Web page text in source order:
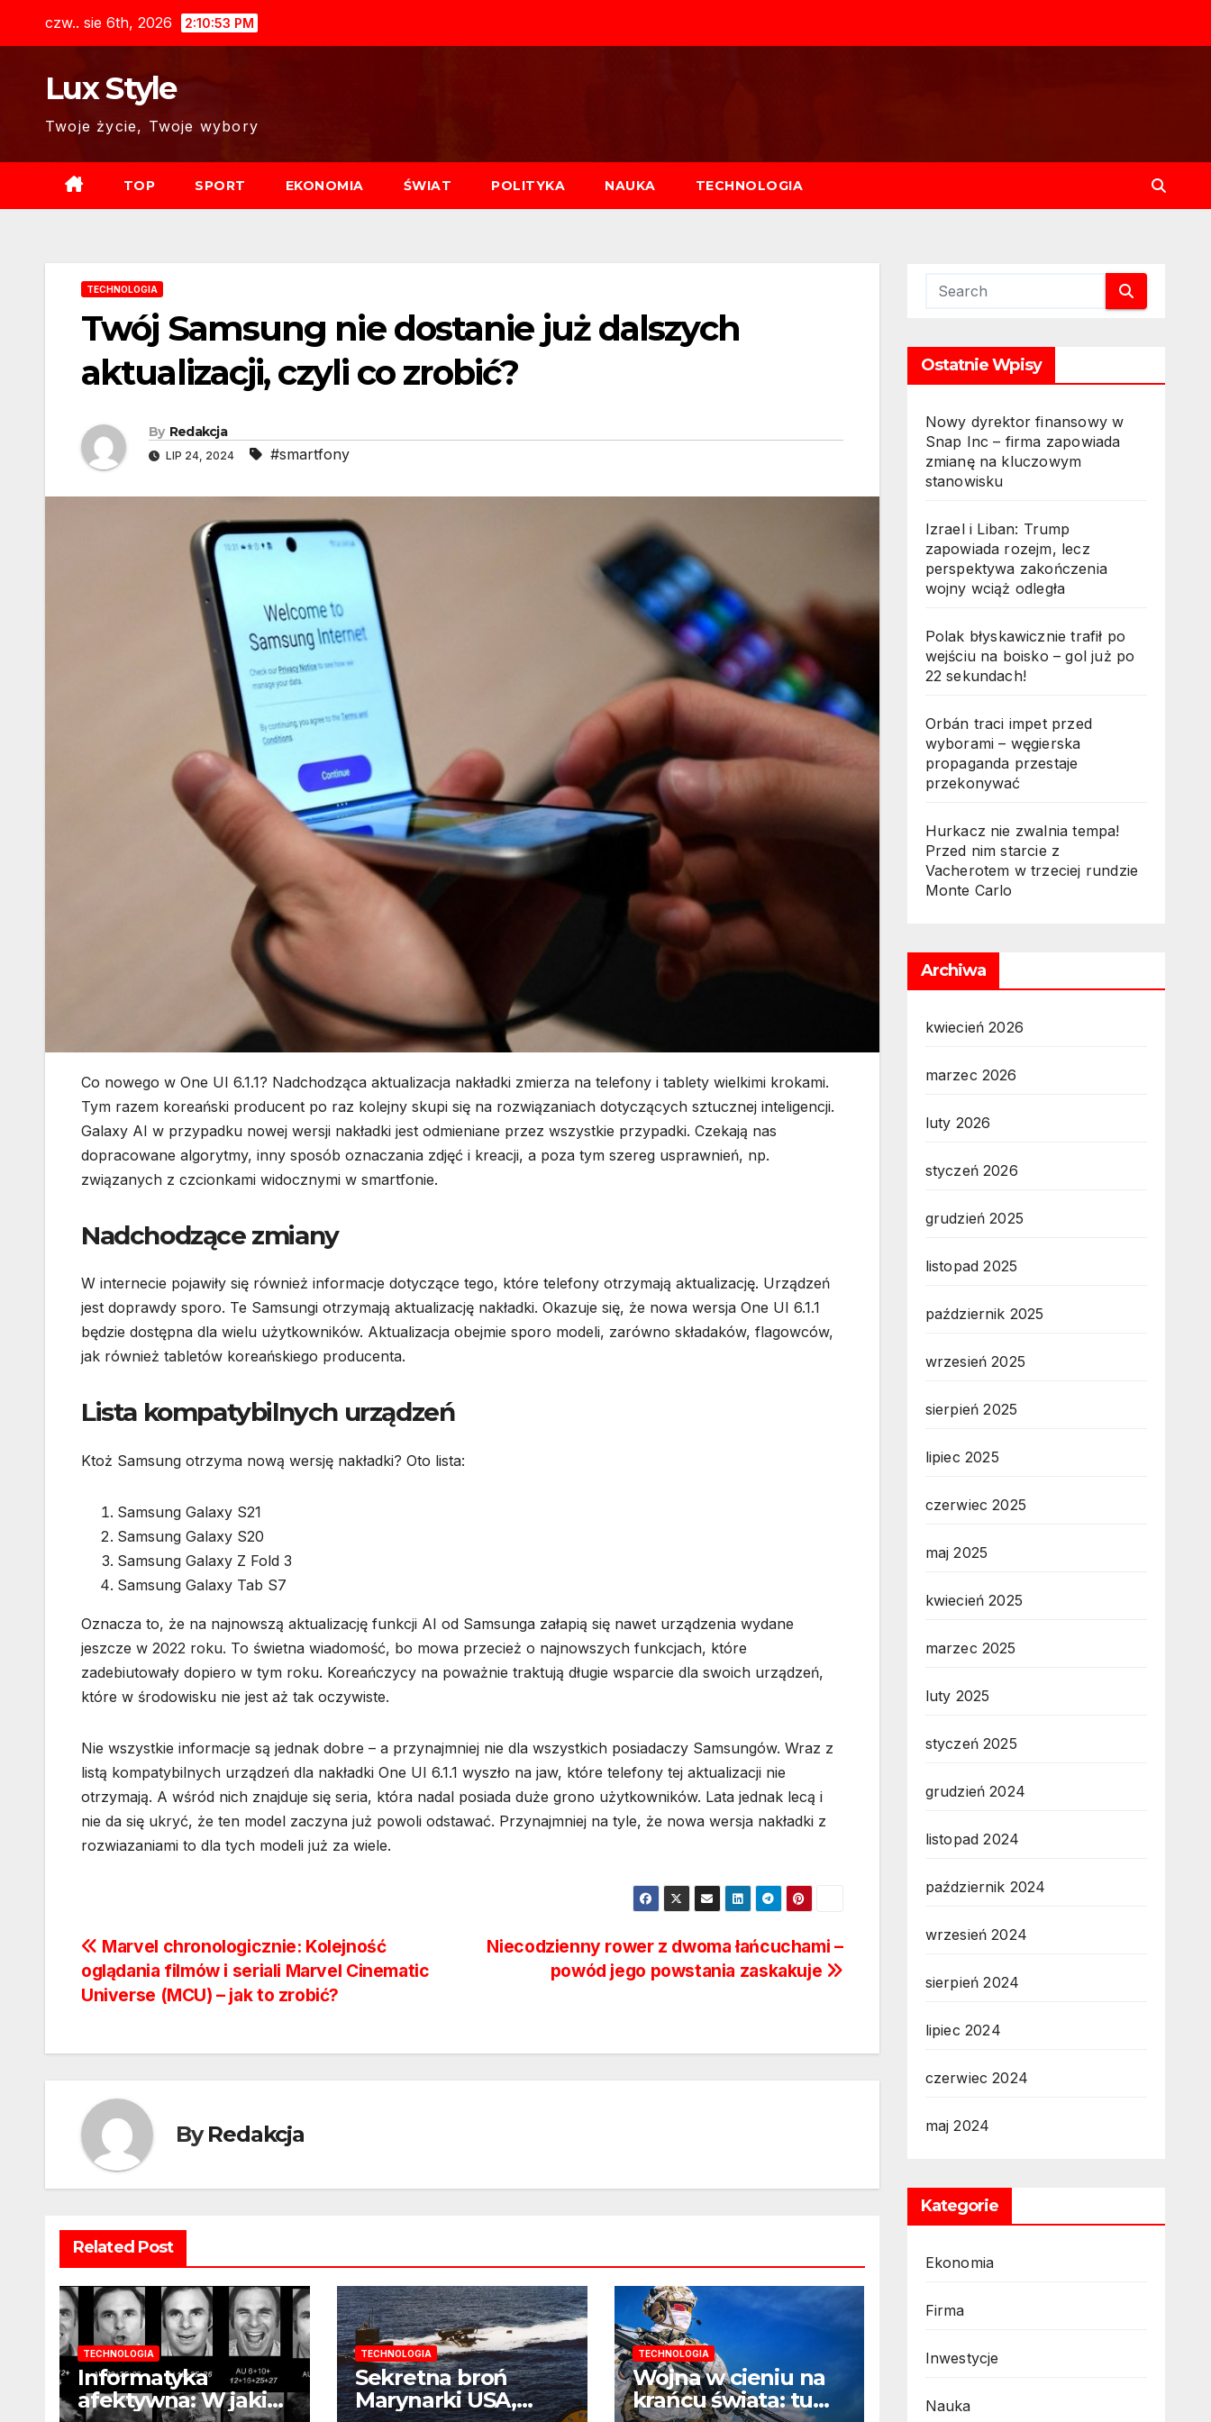
czw.. sie 6th, 2026 2:10:54 PM
Lux Style
Twoje życie, Twoje wybory
TOP SPORT EKONOMIA ŚWIAT POLITYKA NAUKA TECHNOLOGIA
TECHNOLOGIA
Twój Samsung nie dostanie już dalszych
aktualizacji, czyli co zrobić?
By Redakcja
LIP 24, 2024 #smartfony
Co nowego w One UI 6.1.1? Nadchodząca aktualizacja nakładki zmierza na telefony i tablety wielkimi krokami.
Tym razem koreański producent po raz kolejny skupi się na rozwiązaniach dotyczących sztucznej inteligencji.
Galaxy AI w przypadku nowej wersji nakładki jest odmieniane przez wszystkie przypadki. Czekają nas
dopracowane algorytmy, inny sposób oznaczania zdjęć i kreacji, a poza tym szereg usprawnień, np.
związanych z czcionkami widocznymi w smartfonie.
Nadchodzące zmiany
W internecie pojawiły się również informacje dotyczące tego, które telefony otrzymają aktualizację. Urządzeń
jest doprawdy sporo. Te Samsungi otrzymają aktualizację nakładki. Okazuje się, że nowa wersja One UI 6.1.1
będzie dostępna dla wielu użytkowników. Aktualizacja obejmie sporo modeli, zarówno składaków, flagowców,
jak również tabletów koreańskiego producenta.
Lista kompatybilnych urządzeń
Ktoż Samsung otrzyma nową wersję nakładki? Oto lista:
Samsung Galaxy S21
Samsung Galaxy S20
Samsung Galaxy Z Fold 3
Samsung Galaxy Tab S7
Oznacza to, że na najnowszą aktualizację funkcji AI od Samsunga załapią się nawet urządzenia wydane
jeszcze w 2022 roku. To świetna wiadomość, bo mowa przecież o najnowszych funkcjach, które
zadebiutowały dopiero w tym roku. Koreańczycy na poważnie traktują długie wsparcie dla swoich urządzeń,
które w środowisku nie jest aż tak oczywiste.
Nie wszystkie informacje są jednak dobre – a przynajmniej nie dla wszystkich posiadaczy Samsungów. Wraz z
listą kompatybilnych urządzeń dla nakładki One UI 6.1.1 wyszło na jaw, które telefony tej aktualizacji nie
otrzymają. A wśród nich znajduje się seria, która nadal posiada duże grono użytkowników. Lata jednak lecą i
nie da się ukryć, że ten model zaczyna już powoli odstawać. Przynajmniej na tyle, że nowa wersja nakładki z
rozwiazaniami to dla tych modeli już za wiele.
Nawigacja
wpisu
Niecodzienny rower z dwoma łańcuchami –
powód jego powstania zaskakuje
Marvel chronologicznie: Kolejność
oglądania filmów i seriali Marvel Cinematic
Universe (MCU) – jak to zrobić?
ByRedakcja
Related Post
TECHNOLOGIA
Informatyka
afektywna: W jaki
TECHNOLOGIA
Sekretna broń
Marynarki USA,
TECHNOLOGIA
Wojna w cieniu na
krańcu świata: tu
Ostatnie Wpisy
Nowy dyrektor finansowy w
Snap Inc – firma zapowiada
zmianę na kluczowym
stanowisku
Izrael i Liban: Trump
zapowiada rozejm, lecz
perspektywa zakończenia
wojny wciąż odległa
Polak błyskawicznie trafił po
wejściu na boisko – gol już po
22 sekundach!
Orbán traci impet przed
wyborami – węgierska
propaganda przestaje
przekonywać
Hurkacz nie zwalnia tempa!
Przed nim starcie z
Vacherotem w trzeciej rundzie
Monte Carlo
Archiwa
kwiecień 2026
marzec 2026
luty 2026
styczeń 2026
grudzień 2025
listopad 2025
październik 2025
wrzesień 2025
sierpień 2025
lipiec 2025
czerwiec 2025
maj 2025
kwiecień 2025
marzec 2025
luty 2025
styczeń 2025
grudzień 2024
listopad 2024
październik 2024
wrzesień 2024
sierpień 2024
lipiec 2024
czerwiec 2024
maj 2024
Kategorie
Ekonomia
Firma
Inwestycje
Nauka